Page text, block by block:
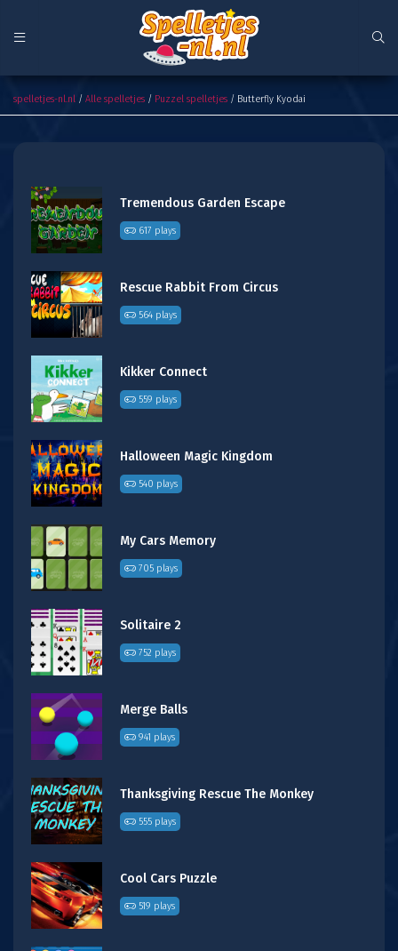
spelletjes-nl.nl / Alle spelletjes / Puzzel spelletjes / Butterfly Kyodai
Tremendous Garden Escape
617 plays
Rescue Rabbit From Circus
564 plays
Kikker Connect
559 plays
Halloween Magic Kingdom
540 plays
My Cars Memory
705 plays
Solitaire 2
752 plays
Merge Balls
941 plays
Thanksgiving Rescue The Monkey
555 plays
Cool Cars Puzzle
519 plays